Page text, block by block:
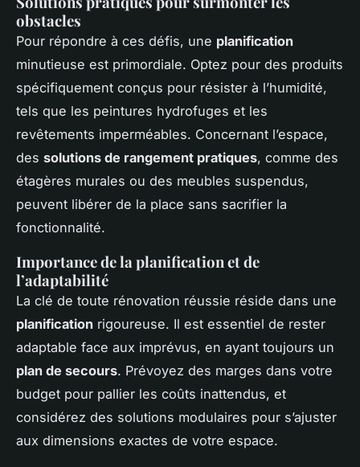
obstacles
Pour répondre à ces défis, une planification
minutieuse est primordiale. Optez pour des produits
spécifiquement conçus pour résister à l’humidité,
tels que les peintures hydrofuges et les
revêtements imperméables. Concernant l’espace,
des solutions de rangement pratiques, comme des
étagères murales ou des meubles suspendus,
peuvent libérer de la place sans sacrifier la
fonctionnalité.
Importance de la planification et de
l’adaptabilité
La clé de toute rénovation réussie réside dans une
planification rigoureuse. Il est essentiel de rester
adaptable face aux imprévus, en ayant toujours un
plan de secours. Prévoyez des marges dans votre
budget pour pallier les coûts inattendus, et
considérez des solutions modulaires pour s’ajuster
aux dimensions exactes de votre espace.